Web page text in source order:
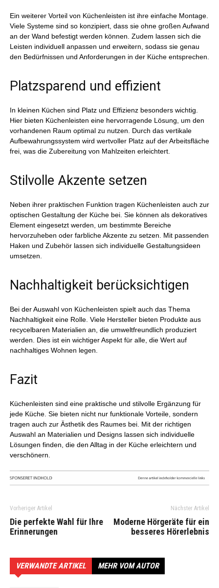
Ein weiterer Vorteil von Küchenleisten ist ihre einfache Montage.
Viele Systeme sind so konzipiert, dass sie ohne großen Aufwand
an der Wand befestigt werden können. Zudem lassen sich die
Leisten individuell anpassen und erweitern, sodass sie genau
den Bedürfnissen und Anforderungen in der Küche entsprechen.
Platzsparend und effizient
In kleinen Küchen sind Platz und Effizienz besonders wichtig.
Hier bieten Küchenleisten eine hervorragende Lösung, um den
vorhandenen Raum optimal zu nutzen. Durch das vertikale
Aufbewahrungssystem wird wertvoller Platz auf der Arbeitsfläche
frei, was die Zubereitung von Mahlzeiten erleichtert.
Stilvolle Akzente setzen
Neben ihrer praktischen Funktion tragen Küchenleisten auch zur
optischen Gestaltung der Küche bei. Sie können als dekoratives
Element eingesetzt werden, um bestimmte Bereiche
hervorzuheben oder farbliche Akzente zu setzen. Mit passenden
Haken und Zubehör lassen sich individuelle Gestaltungsideen
umsetzen.
Nachhaltigkeit berücksichtigen
Bei der Auswahl von Küchenleisten spielt auch das Thema
Nachhaltigkeit eine Rolle. Viele Hersteller bieten Produkte aus
recycelbaren Materialien an, die umweltfreundlich produziert
werden. Dies ist ein wichtiger Aspekt für alle, die Wert auf
nachhaltiges Wohnen legen.
Fazit
Küchenleisten sind eine praktische und stilvolle Ergänzung für
jede Küche. Sie bieten nicht nur funktionale Vorteile, sondern
tragen auch zur Ästhetik des Raumes bei. Mit der richtigen
Auswahl an Materialien und Designs lassen sich individuelle
Lösungen finden, die den Alltag in der Küche erleichtern und
verschönern.
Vorheriger Artikel
Die perfekte Wahl für Ihre
Erinnerungen
Nächster Artikel
Moderne Hörgeräte für ein
besseres Hörerlebnis
VERWANDTE ARTIKEL MEHR VOM AUTOR